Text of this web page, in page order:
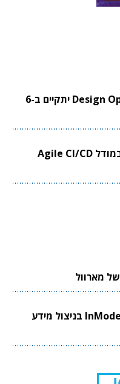
וובינר סינופסיס ל-Design Optimization יתקיים ב-6
וובינר סינופסיס לתכנון שבבים במודל Agile CI/CD
מארוול
קרן Steel מאשימה את מנכ"ל InMode בניצול מידע